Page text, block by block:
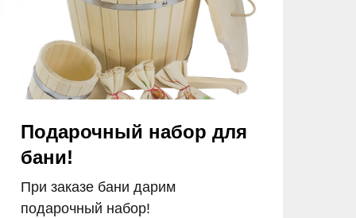
Подарочный набор для
бани!
При заказе бани дарим
подарочный набор!